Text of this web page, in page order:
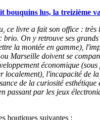
bouquins lus, la treizième
ce livre a fait son office :
brio. On y retrouve ses
la montée en gamme),
Marseille doivent se
économique
localement), l'incapacité de
de la curiosité
passant par les jeux
boutiques suivantes :